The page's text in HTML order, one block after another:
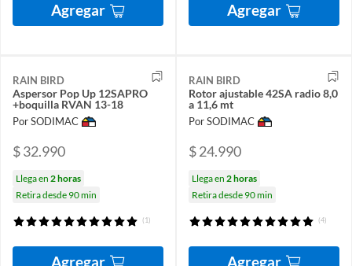
Agregar Agregar
RAIN BIRD
Aspersor Pop Up 12SAPRO
+boquilla RVAN 13-18
Por SODIMAC
$ 32.990
Llega en 2 horas
Retira desde 90 min
(1)
Agregar
RAIN BIRD
Rotor ajustable 42SA radio 8,0
a 11,6 mt
Por SODIMAC
$ 24.990
Llega en 2 horas
Retira desde 90 min
(4)
Agregar